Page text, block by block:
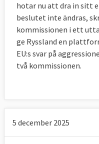
hotar nu att dra in sitt
beslutet inte ändras,
kommissionen i ett
ge Ryssland en
EU:s svar på
två kommissionen.
5 december 2025